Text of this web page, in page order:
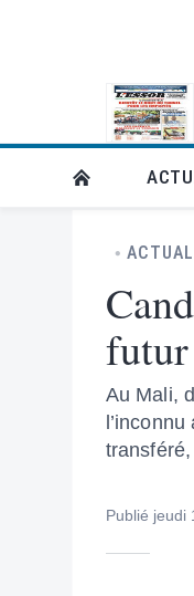
RETOUR À LA
Au Mali,
Publié jeudi